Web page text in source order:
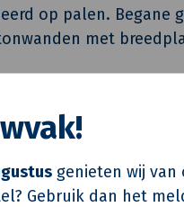
genieten wij van
Gebruik dan het
op palen. Begane
met
met een